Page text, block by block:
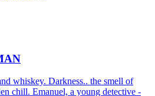
whiskey. Darkness.. the smell of
chill. Emanuel, a young detective -